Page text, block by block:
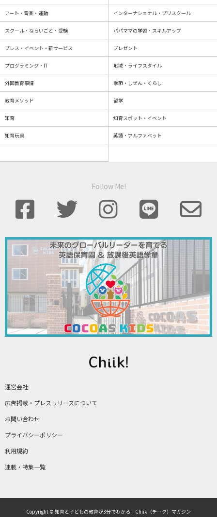
運営会社
広告掲載・プレスリリースについて
お問い合わせ
プライバシーポリシー
利用規約
連載・特集一覧
アート・音楽・運動 インターナショナル・プリスクール
スクール・ならいごと・受験 パパママの学習・スキルアップ
プレス・イベント・新サービス プレゼント
プログラミング・IT 地域・ライフスタイル
外国教育事情 季節・しぜん・くらし
教育メソッド 留学
知育 知育スポット・イベント
知育玩具 英語・アルファベット
Follow Me!
Copyright © 知育と子どもの教育が3分でわかる｜Chiik（チーク）マガジン